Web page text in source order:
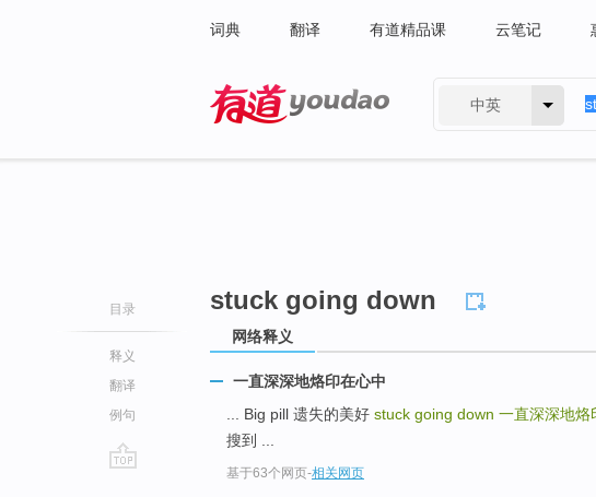
词典 翻译 有道精品课 云笔记
中英
目录
释义
翻译
例句
stuck going down
网络释义
一直深深地烙印在心中
... Big pill 遗失的美好 stuck going down 一直深深地烙
搜到 ...
基于63个网页-相关网页